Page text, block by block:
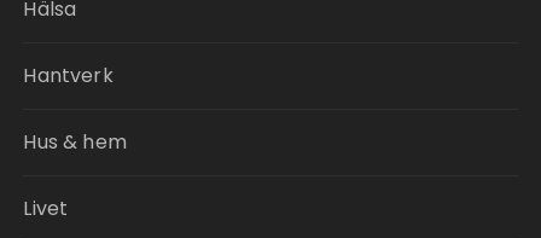
Hälsa
Hantverk
Hus & hem
Livet